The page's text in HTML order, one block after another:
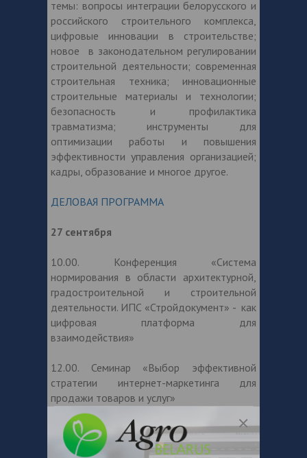
темы: вопросы интеграции белорусского и
российского строительного комплекса,
цифровые инновации в строительстве;
новое в законодательном регулировании
строительной деятельности; современная
строительная техника; инновационные
строительные материалы и технологии;
безопасность и профилактика
травматизма; инструменты для
оптимизации работы и повышения
эффективности управления организацией;
кадры, образование и многое другое.
ДЕЛОВАЯ ПРОГРАММА
27 сентября
10.00. Конференция «Система
нормирования в области архитектурной,
градостроительной и строительной
деятельности. ИПС «Стройдокумент» - как
цифровая платформа для
взаимодействия»
12.00. Семинар «Выбор эффективной
стратегии интернет-маркетинга для
продажи товаров и услуг»
14.00. Тренинг «Психология управления
персоналом предприятия»